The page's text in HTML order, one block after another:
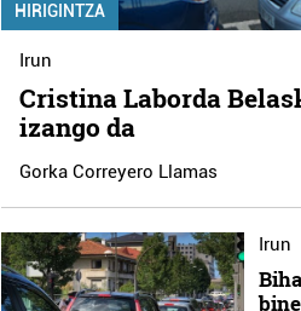
HIRIGINTZA
Irun
Cristina Laborda
izango da
Gorka Correyero Llamas
Irun